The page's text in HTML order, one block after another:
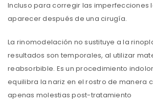
Incluso para corregir las imperfecciones
aparecer después de una cirugía.
La rinomodelación no sustituye a la
resultados son temporales, al utilizar
reabsorbible. Es un procedimiento
equilibra la nariz en el rostro de manera
apenas molestias post-tratamiento